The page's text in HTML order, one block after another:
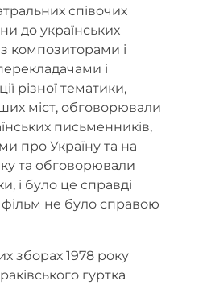
співочих
до українських
з композиторами і
і
різної тематики,
міст, обговорювали
письменників,
про Україну та на
та обговорювали
і було це справді
фільм не було справою
зборах 1978 року
гуртка